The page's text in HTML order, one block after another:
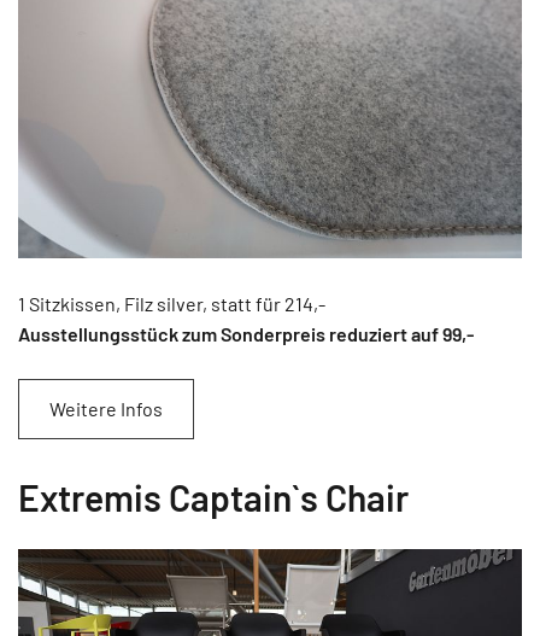
1 Sitzkissen, Filz silver, statt für 214,-
Ausstellungsstück zum Sonderpreis reduziert auf 99,-
Weitere Infos
Extremis Captain`s Chair